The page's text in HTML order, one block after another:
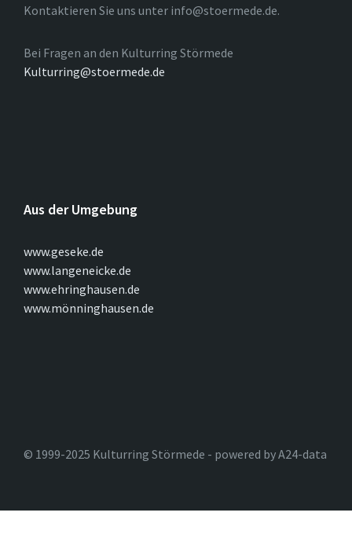
Kontaktieren Sie uns unter info@stoermede.de.
Bei Fragen an den Kulturring Störmede
Kulturring@stoermede.de
Aus der Umgebung
www.geseke.de
www.langeneicke.de
www.ehringhausen.de
www.mönninghausen.de
© 1999-2025 Kulturring Störmede - powered by A24-data